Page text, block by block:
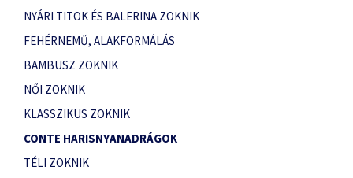
NYÁRI TITOK ÉS BALERINA ZOKNIK
FEHÉRNEMŰ, ALAKFORMÁLÁS
BAMBUSZ ZOKNIK
NŐI ZOKNIK
KLASSZIKUS ZOKNIK
CONTE HARISNYANADRÁGOK
TÉLI ZOKNIK